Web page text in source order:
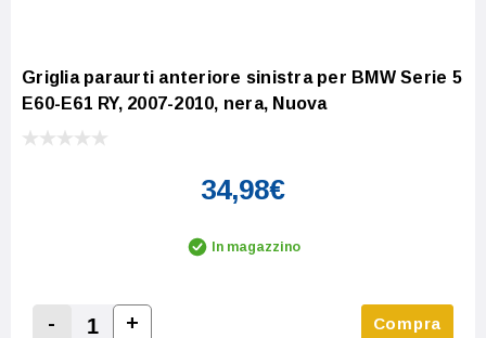
Griglia paraurti anteriore sinistra per BMW Serie 5
E60-E61 RY, 2007-2010, nera, Nuova
34,98€
In magazzino
- + Compra